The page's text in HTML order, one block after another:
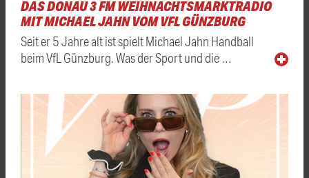
DAS DONAU 3 FM WEIHNACHTSMARKTRADIO
MIT MICHAEL JAHN VOM VFL GÜNZBURG
Seit er 5 Jahre alt ist spielt Michael Jahn Handball
beim VfL Günzburg. Was der Sport und die …